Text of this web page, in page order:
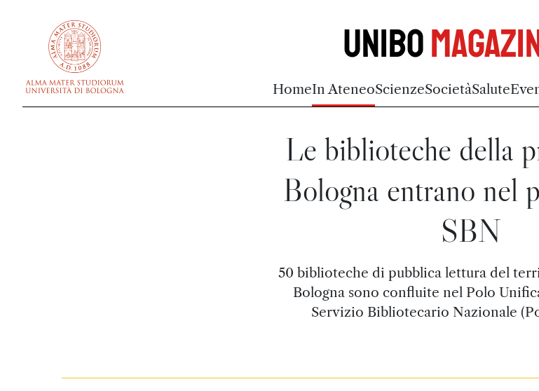
Unibo
HomeIn AteneoScienzeSocietàSalute
Le biblioteche della
Bologna entrano nel
SBN
50 biblioteche di pubblica lettura del
Bologna sono confluite nel Polo
Servizio Bibliotecario Nazionale